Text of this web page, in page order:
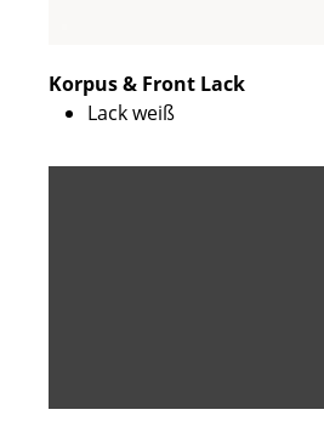
Korpus & Front Lack
Lack weiß